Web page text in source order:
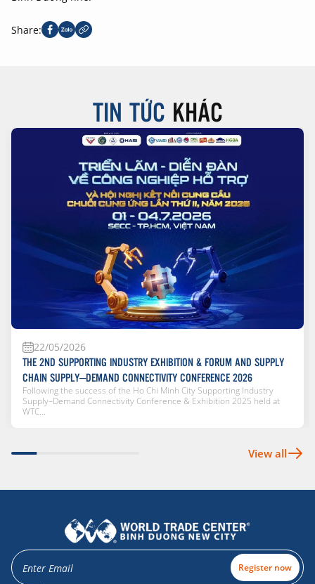
Share:
TIN TỨC KHÁC
22/05/2026
THE 2ND SUPPORTING INDUSTRY EXHIBITION & FORUM AND SUPPLY
CHAIN SUPPLY–DEMAND CONNECTIVITY CONFERENCE 2026
Following the success of the Ho Chi Minh City Supporting Industry
Supply–Demand Connectivity Conference & Exhibition 2025 held at
WTC...
View all
Register now